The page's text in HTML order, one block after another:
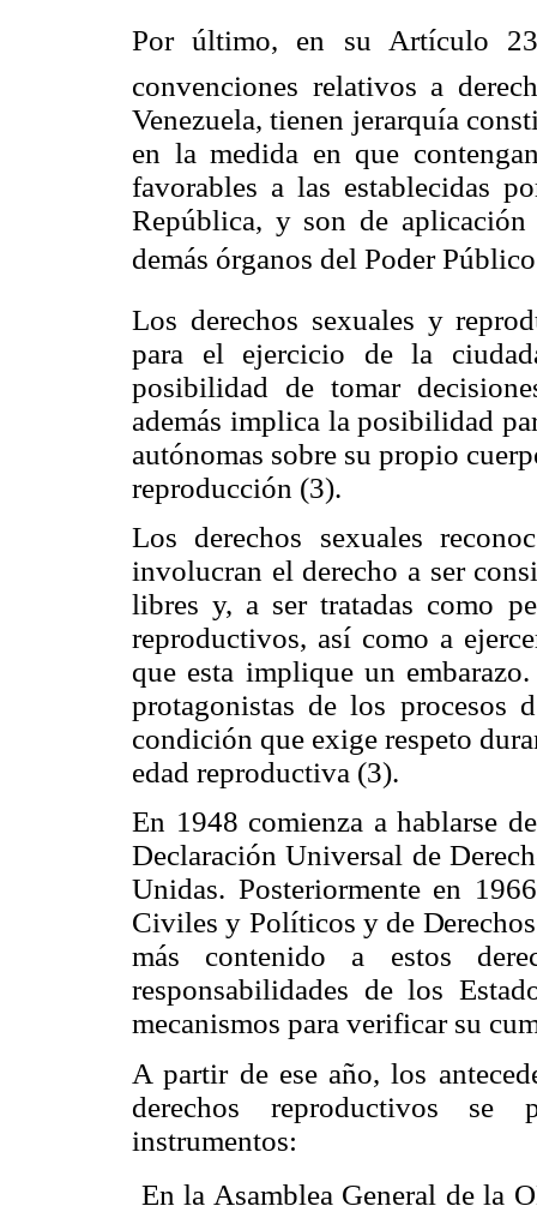
Por último, en su Artículo 23
convenciones relativos a
Venezuela, tienen jerarquía
en la medida en que
favorables a las establecidas
República, y son de
demás órganos del Poder
Los derechos sexuales y
para el ejercicio de la
posibilidad de tomar
además implica la posibilidad
autónomas sobre su propio
reproducción (3).
Los derechos sexuales
involucran el derecho a ser
libres y, a ser tratadas como
reproductivos, así como a
que esta implique un
protagonistas de los procesos
condición que exige respeto
edad reproductiva (3).
En 1948 comienza a hablarse
Declaración Universal de
Unidas. Posteriormente en
Civiles y Políticos y de
más contenido a estos
responsabilidades de los
mecanismos para verificar su
A partir de ese año, los
derechos reproductivos se
instrumentos:
 En la Asamblea General de la